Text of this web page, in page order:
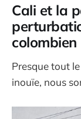
Cali et la
colombien
Presque tout
inouïe, nous